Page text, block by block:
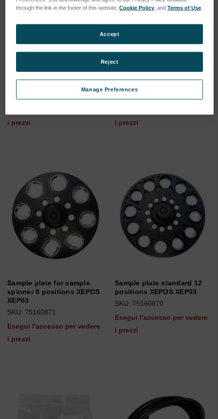
i prezzi
i prezzi
Sample plate for sample
spinner 8 positions XEPOS
XEP03
SKU: 75160871
Esegui l'accesso per vedere
i prezzi
Sample plate standard 12
positions XEPOS XEP03
SKU: 75160870
Esegui l'accesso per vedere
i prezzi
through the link in the footer of this website,Cookie Policy , andTerms of Use
Manage Preferences
Reject
Accept